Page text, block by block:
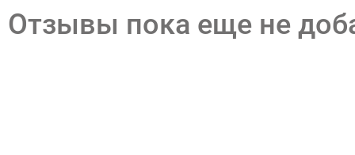
Отзывы пока еще не